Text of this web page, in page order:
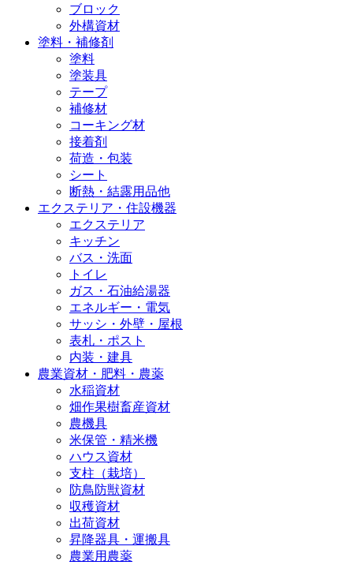
ブロック
外構資材
塗料・補修剤
塗料
塗装具
テープ
補修材
コーキング材
接着剤
荷造・包装
シート
断熱・結露用品他
エクステリア・住設機器
エクステリア
キッチン
バス・洗面
トイレ
ガス・石油給湯器
エネルギー・電気
サッシ・外壁・屋根
表札・ポスト
内装・建具
農業資材・肥料・農薬
水稲資材
畑作果樹畜産資材
農機具
米保管・精米機
ハウス資材
支柱（栽培）
防鳥防獣資材
収穫資材
出荷資材
昇降器具・運搬具
農業用農薬